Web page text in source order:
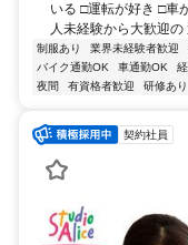
いる □運転が好き □車
人未経験から大歓迎
制服あり 業界未経験者歓迎
バイク通勤OK
車通勤OK
夜間
有資格者歓迎 研修あり
契約社員